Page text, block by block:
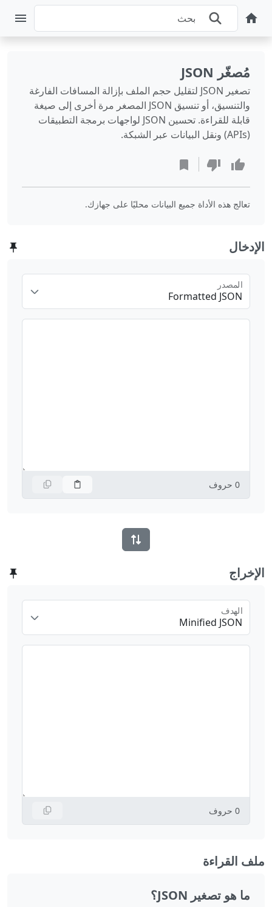
مُصغّر JSON
تصغير JSON لتقليل حجم الملف بإزالة المسافات الفارغة
والتنسيق، أو تنسيق JSON المصغر مرة أخرى إلى صيغة
قابلة للقراءة. تحسين JSON لواجهات برمجة التطبيقات
(APIs) ونقل البيانات عبر الشبكة.
تعالج هذه الأداة جميع البيانات محليًا على جهازك.
الإدخال
Formatted JSON
المصدر
0 حروف
الإخراج
Minified JSON
الهدف
0 حروف
ملف القراءة
ما هو تصغير JSON؟